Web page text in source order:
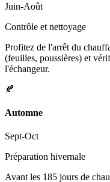
Juin-Août
Contrôle et nettoyage
Profitez de l'arrêt du
(feuilles, poussières) et
l'échangeur.
🍂
Automne
Sept-Oct
Préparation hivernale
Avant les 185 jours de